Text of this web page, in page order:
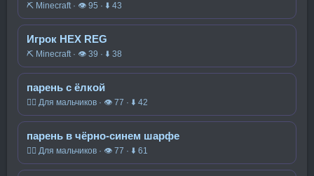
⛏️ Minecraft · 👁 95 · ⬇ 43
Игрок HEX REG
⛏️ Minecraft · 👁 39 · ⬇ 38
парень с ёлкой
🧍‍♂️ Для мальчиков · 👁 77 · ⬇ 42
парень в чёрно-синем шарфе
🧍‍♂️ Для мальчиков · 👁 77 · ⬇ 61